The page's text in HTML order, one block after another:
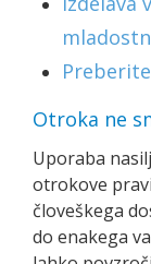
Otroka ne
Uporaba
otrokove
človeškega
do enakega